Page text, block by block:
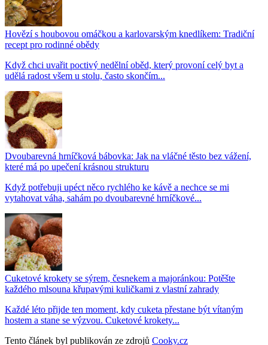
Hovězí s houbovou omáčkou a karlovarským knedlíkem: Tradiční
recept pro rodinné obědy
Když chci uvařit poctivý nedělní oběd, který provoní celý byt a
udělá radost všem u stolu, často skončím...
Dvoubarevná hrníčková bábovka: Jak na vláčné těsto bez vážení,
které má po upečení krásnou strukturu
Když potřebuji upéct něco rychlého ke kávě a nechce se mi
vytahovat váha, sahám po dvoubarevné hrníčkové...
Cuketové krokety se sýrem, česnekem a majoránkou: Potěšte
každého mlsouna křupavými kuličkami z vlastní zahrady
Každé léto přijde ten moment, kdy cuketa přestane být vítaným
hostem a stane se výzvou. Cuketové krokety...
Tento článek byl publikován ze zdrojů Cooky.cz